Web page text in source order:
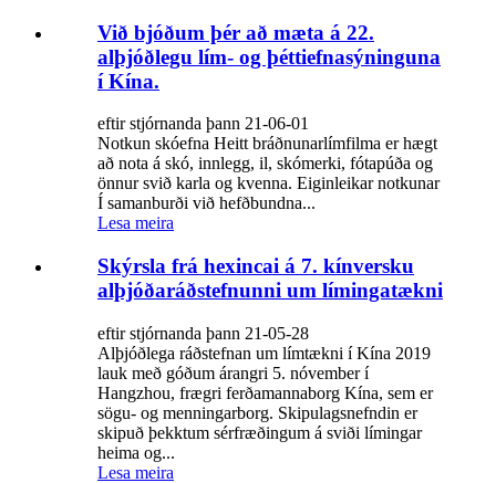
Við bjóðum þér að mæta á 22.
alþjóðlegu lím- og þéttiefnasýninguna
í Kína.
eftir stjórnanda þann 21-06-01
Notkun skóefna Heitt bráðnunarlímfilma er hægt
að nota á skó, innlegg, il, skómerki, fótapúða og
önnur svið karla og kvenna. Eiginleikar notkunar
Í samanburði við hefðbundna...
Lesa meira
Skýrsla frá hexincai á 7. kínversku
alþjóðaráðstefnunni um límingatækni
eftir stjórnanda þann 21-05-28
Alþjóðlega ráðstefnan um límtækni í Kína 2019
lauk með góðum árangri 5. nóvember í
Hangzhou, frægri ferðamannaborg Kína, sem er
sögu- og menningarborg. Skipulagsnefndin er
skipuð þekktum sérfræðingum á sviði límingar
heima og...
Lesa meira